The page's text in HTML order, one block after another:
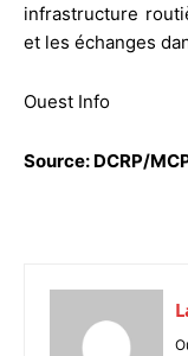
infrastructure
et les échanges
Ouest Info
Source: DCRP/